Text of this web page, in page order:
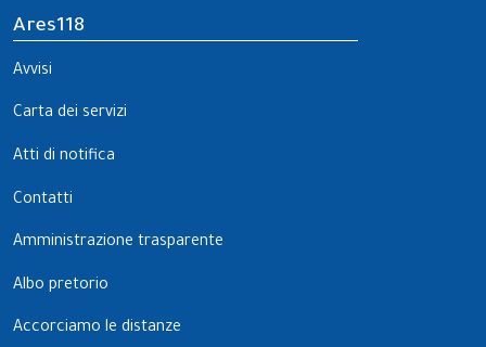
Ares118
Avvisi
Carta dei servizi
Atti di notifica
Contatti
Amministrazione trasparente
Albo pretorio
Accorciamo le distanze